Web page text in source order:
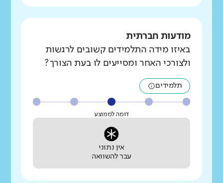
מודעות חברתית
באיזו מידה התלמידים קשובים לרגשות
ולצורכי האחר ומסייעים לו בעת הצורך?
תלמידים
דומה לממוצע
אין נתוני
עבר להשוואה